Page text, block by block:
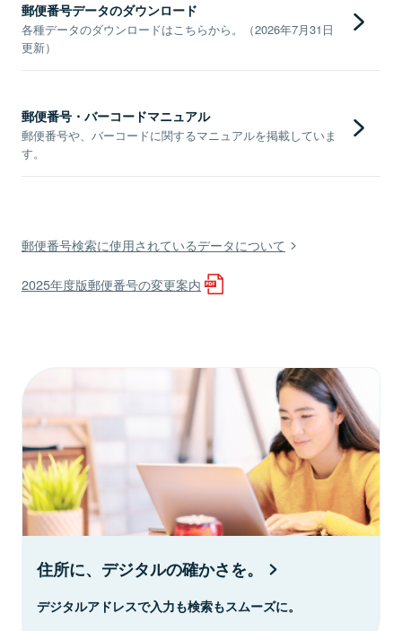
郵便番号データのダウンロード
各種データのダウンロードはこちらから。（2026年7月31日
更新）
郵便番号・バーコードマニュアル
郵便番号や、バーコードに関するマニュアルを掲載していま
す。
郵便番号検索に使用されているデータについて
2025年度版郵便番号の変更案内
住所に、デジタルの確かさを。
デジタルアドレスで入力も検索もスムーズに。